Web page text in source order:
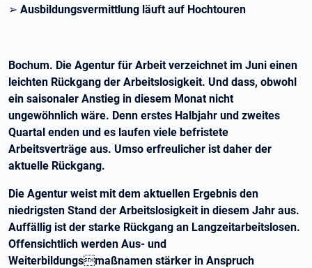
➢ Ausbildungsvermittlung läuft auf Hochtouren
Bochum. Die Agentur für Arbeit verzeichnet im Juni einen
leichten Rückgang der Arbeitslosigkeit. Und dass, obwohl
ein saisonaler Anstieg in diesem Monat nicht
ungewöhnlich wäre. Denn erstes Halbjahr und zweites
Quartal enden und es laufen viele befristete
Arbeitsverträge aus. Umso erfreulicher ist daher der
aktuelle Rückgang.
Die Agentur weist mit dem aktuellen Ergebnis den
niedrigsten Stand der Arbeitslosigkeit in diesem Jahr aus.
Auffällig ist der starke Rückgang an Langzeitarbeitslosen.
Offensichtlich werden Aus- und
Weiterbildungsmaßnamen stärker in Anspruch